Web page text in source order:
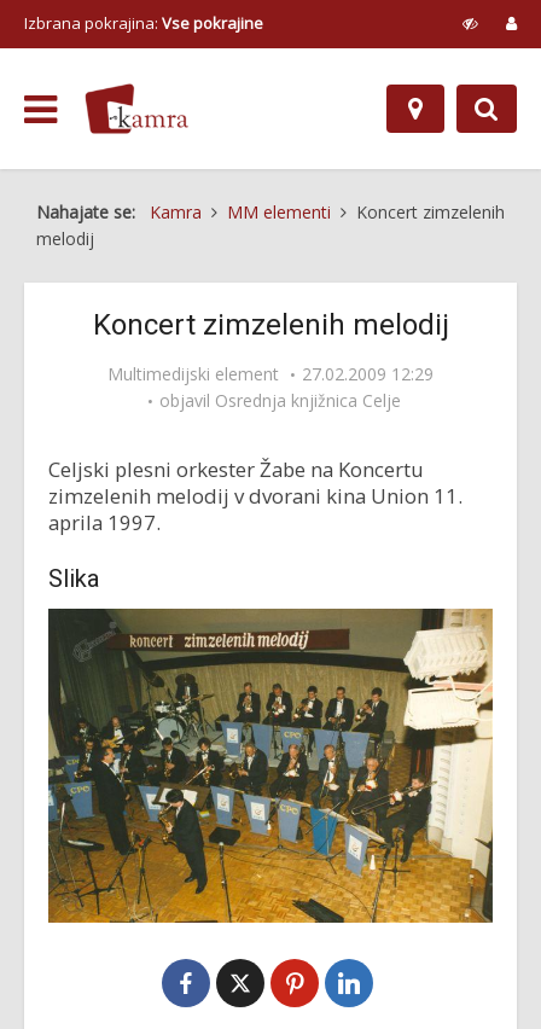
Izbrana pokrajina: Vse pokrajine
Nahajate se: Kamra MM elementi
Koncert zimzelenih
melodij
Koncert zimzelenih melodij
Multimedijski element
27.02.2009 12:29
objavil Osrednja knjižnica Celje
Celjski plesni orkester Žabe na Koncertu
zimzelenih melodij v dvorani kina Union 11.
aprila 1997.
Slika